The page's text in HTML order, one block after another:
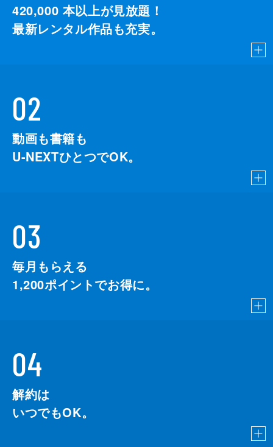
420,000 本以上が見放題！
最新レンタル作品も充実。
02
動画も書籍も
U-NEXTひとつでOK。
03
毎月もらえる
1,200ポイントでお得に。
04
解約は
いつでもOK。